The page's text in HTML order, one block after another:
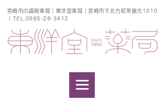
​宮崎市の調剤薬局｜東洋堂薬局｜宮崎市下北方町常盤元1010
｜TEL.0985-28-3412